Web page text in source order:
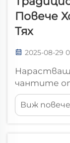
Повече
Тях
2025-08-29
чантите
Модният
преход,
появяват
Виж повече